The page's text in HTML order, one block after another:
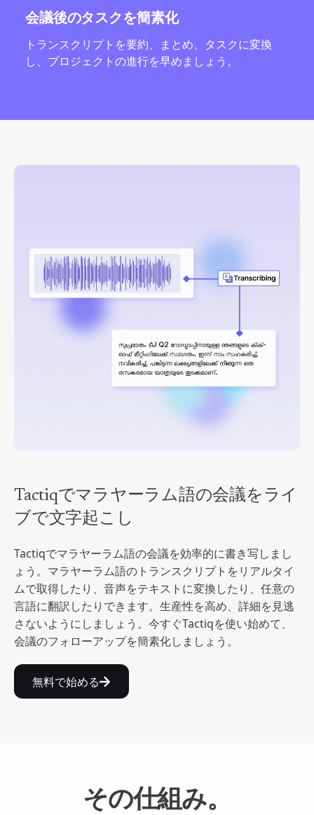
会議後のタスクを簡素化
トランスクリプトを要約、まとめ、タスクに変換
し、プロジェクトの進行を早めましょう。
Tactiqでマラヤーラム語の会議をライ
ブで文字起こし
Tactiqでマラヤーラム語の会議を効率的に書き写しまし
ょう。マラヤーラム語のトランスクリプトをリアルタイ
ムで取得したり、音声をテキストに変換したり、任意の
言語に翻訳したりできます。生産性を高め、詳細を見逃
さないようにしましょう。今すぐTactiqを使い始めて、
会議のフォローアップを簡素化しましょう。
無料で始める
その仕組み。